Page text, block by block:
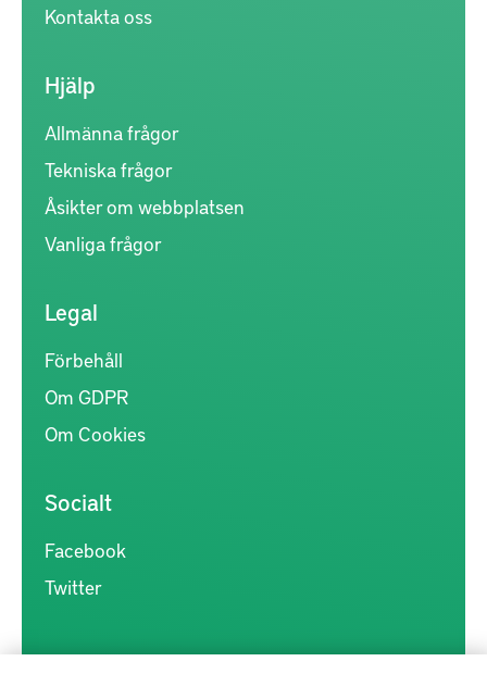
Kontakta oss
Hjälp
Allmänna frågor
Tekniska frågor
Åsikter om webbplatsen
Vanliga frågor
Legal
Förbehåll
Om GDPR
Om Cookies
Socialt
Facebook
Twitter